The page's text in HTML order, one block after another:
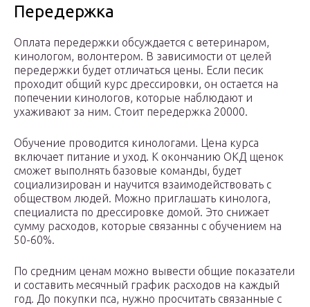
Передержка
Оплата передержки обсуждается с ветеринаром,
кинологом, волонтером. В зависимости от целей
передержки будет отличаться цены. Если песик
проходит общий курс дрессировки, он остается на
попечении кинологов, которые наблюдают и
ухаживают за ним. Стоит передержка 20000.
Обучение проводится кинологами. Цена курса
включает питание и уход. К окончанию ОКД щенок
сможет выполнять базовые команды, будет
социализирован и научится взаимодействовать с
обществом людей. Можно приглашать кинолога,
специалиста по дрессировке домой. Это снижает
сумму расходов, которые связанны с обучением на
50-60%.
По средним ценам можно вывести общие показатели
и составить месячный график расходов на каждый
год. До покупки пса, нужно просчитать связанные с